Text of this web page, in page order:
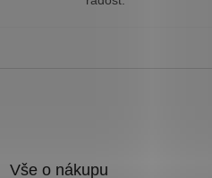
Vše o nákupu